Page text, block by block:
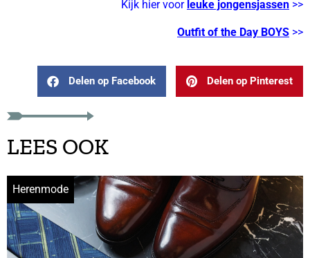
Kijk hier voor leuke jongensjassen >>
Outfit of the Day BOYS >>
Delen op Facebook Delen op Pinterest
LEES OOK
Herenmode